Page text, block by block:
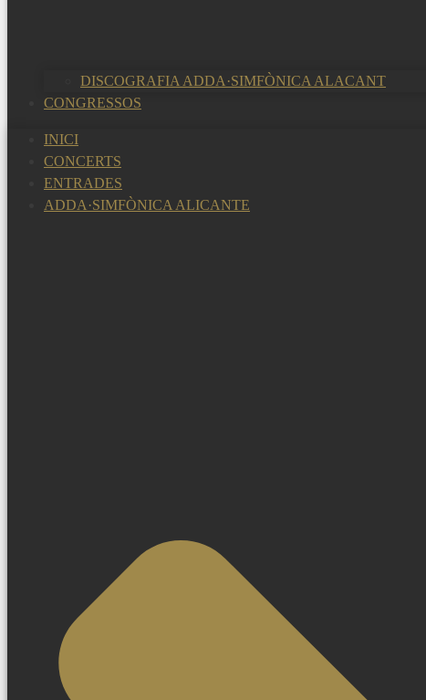
DISCOGRAFIA ADDA·SIMFÒNICA ALACANT
CONGRESSOS
INICI
CONCERTS
ENTRADES
ADDA·SIMFÒNICA ALICANTE